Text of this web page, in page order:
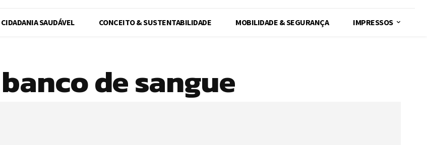
CIDADANIA SAUDÁVEL CONCEITO & SUSTENTABILIDADE MOBILIDADE & SEGURANÇA IMPRESSOS
banco de sangue